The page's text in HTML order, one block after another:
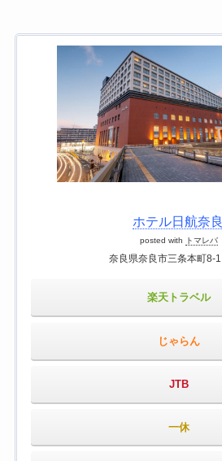
ホテル日航奈良
posted with トマレバ
奈良県奈良市三条本町8-1
楽天トラベル
じゃらん
JTB
一休